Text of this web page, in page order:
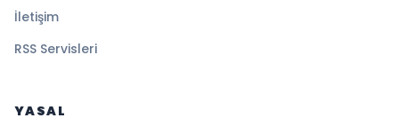
İletişim
RSS Servisleri
YASAL